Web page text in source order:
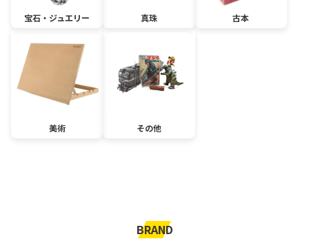
宝石・ジュエリー 真珠 古本
美術 その他
BRAND